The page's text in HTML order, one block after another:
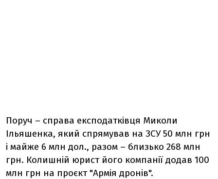
Поруч – справа експодатківця Миколи
Ільяшенка, який спрямував на ЗСУ 50 млн грн
і майже 6 млн дол., разом – близько 268 млн
грн. Колишній юрист його компанії додав 100
млн грн на проєкт "Армія дронів".